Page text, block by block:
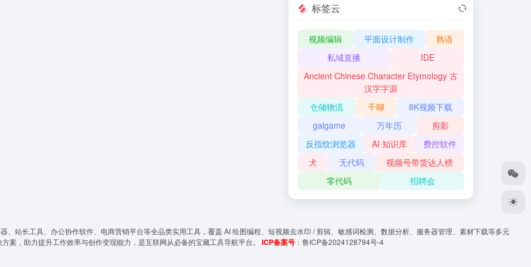
标签云
视频编辑 平面设计制作
熟语
私域直播
IDE
Ancient Chinese Character Etymology 古
汉字字源
仓储物流
千聊
8K视频下载
galgame
万年历
剪影
反指纹浏览器
AI 知识库
费控软件
犬
无代码
视频号带货达人榜
零代码
招聘会
、站长工具、办公协作软件、电商营销平台等全品类实用工具，覆盖 AI 绘图编程、短视频去水印 / 剪辑、敏感词检测、数据分析、服务器管理、素材下载等多元
案，助力提升工作效率与创作变现能力，是互联网从必备的宝藏工具导航平台。 ICP备案号 ： 鲁ICP备2024128794号-4